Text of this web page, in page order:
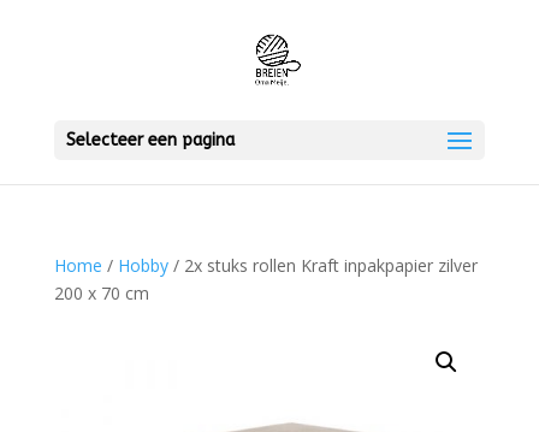
Selecteer een pagina
Home / Hobby/ 2x stuks rollen Kraft inpakpapier zilver
200 x 70 cm